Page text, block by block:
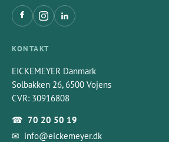
KONTAKT
EICKEMEYER Danmark
Solbakken 26, 6500 Vojens
CVR: 30916808
☎ 70 20 50 19
✉ info@eickemeyer.dk